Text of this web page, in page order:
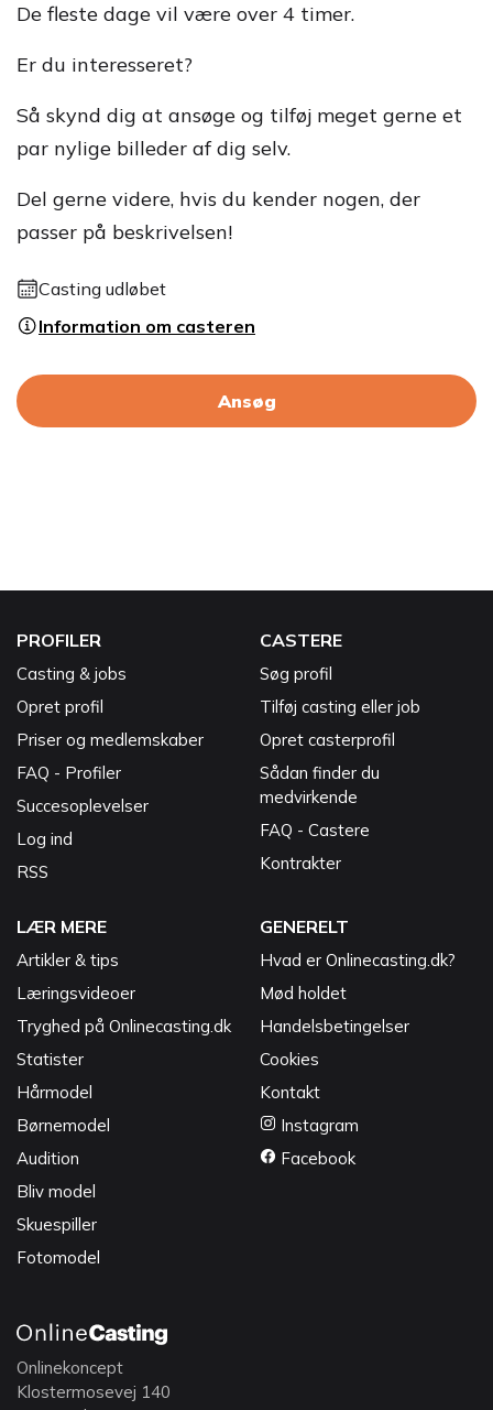
De fleste dage vil være over 4 timer.
Er du interesseret?
Så skynd dig at ansøge og tilføj meget gerne et
par nylige billeder af dig selv.
Del gerne videre, hvis du kender nogen, der
passer på beskrivelsen!
Casting udløbet
Information om casteren
Ansøg
PROFILER
Casting & jobs
Opret profil
Priser og medlemskaber
FAQ - Profiler
Succesoplevelser
Log ind
RSS
CASTERE
Søg profil
Tilføj casting eller job
Opret casterprofil
Sådan finder du
medvirkende
FAQ - Castere
Kontrakter
LÆR MERE
Artikler & tips
Læringsvideoer
Tryghed på Onlinecasting.dk
Statister
Hårmodel
Børnemodel
Audition
Bliv model
Skuespiller
Fotomodel
GENERELT
Hvad er Onlinecasting.dk?
Mød holdet
Handelsbetingelser
Cookies
Kontakt
Instagram
Facebook
Onlinekoncept
Klostermosevej 140